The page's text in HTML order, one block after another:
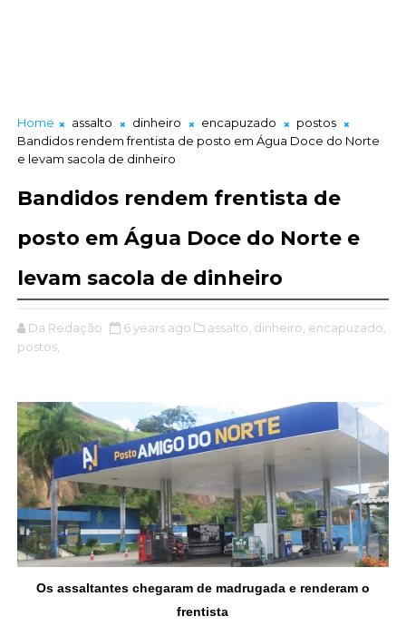
Home assalto dinheiro encapuzado
postos
Bandidos rendem frentista de posto em Água Doce do Norte
e levam sacola de dinheiro
Bandidos rendem frentista de
posto em Água Doce do Norte e
levam sacola de dinheiro
Da Redação 6 years ago assalto, dinheiro, encapuzado,
postos,
Os assaltantes chegaram de madrugada e renderam o
frentista